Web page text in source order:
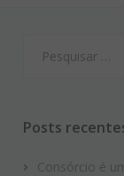
por:
Posts
Consórcio é